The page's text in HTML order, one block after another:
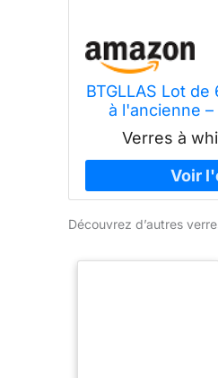
BTGLLAS Lot
à l'ancienne
Barware pour
liqueur, cognac,
passent au
Verres à
Découvrez d’autres